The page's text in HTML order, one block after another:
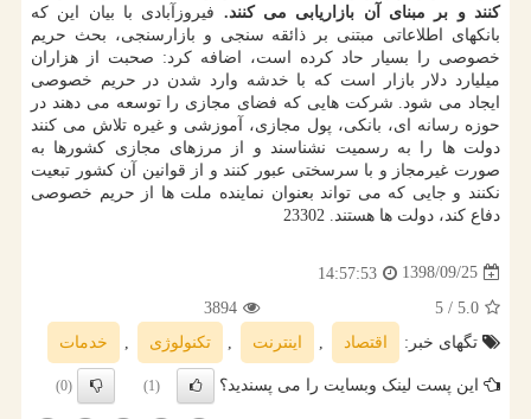
كنند و بر مبنای آن بازاریابی می كنند. فیروزآبادی با بیان این كه
بانكهای اطلاعاتی مبتنی بر ذائقه سنجی و بازارسنجی، بحث حریم
خصوصی را بسیار حاد كرده است، اضافه كرد: صحبت از هزاران
میلیارد دلار بازار است كه با خدشه وارد شدن در حریم خصوصی
ایجاد می شود. شركت هایی كه فضای مجازی را توسعه می دهند در
حوزه رسانه ای، بانكی، پول مجازی، آموزشی و غیره تلاش می كنند
دولت ها را به رسمیت نشناسند و از مرزهای مجازی كشورها به
صورت غیرمجاز و با سرسختی عبور كنند و از قوانین آن كشور تبعیت
نكنند و جایی كه می تواند بعنوان نماینده ملت ها از حریم خصوصی
دفاع كند، دولت ها هستند. 23302
1398/09/25
14:57:53
5.0
/ 5
3894
تگهای خبر:
اقتصاد اینترنت تكنولوژی خدمات
این پست لینک وبسایت را می پسندید؟ (1)
(0)